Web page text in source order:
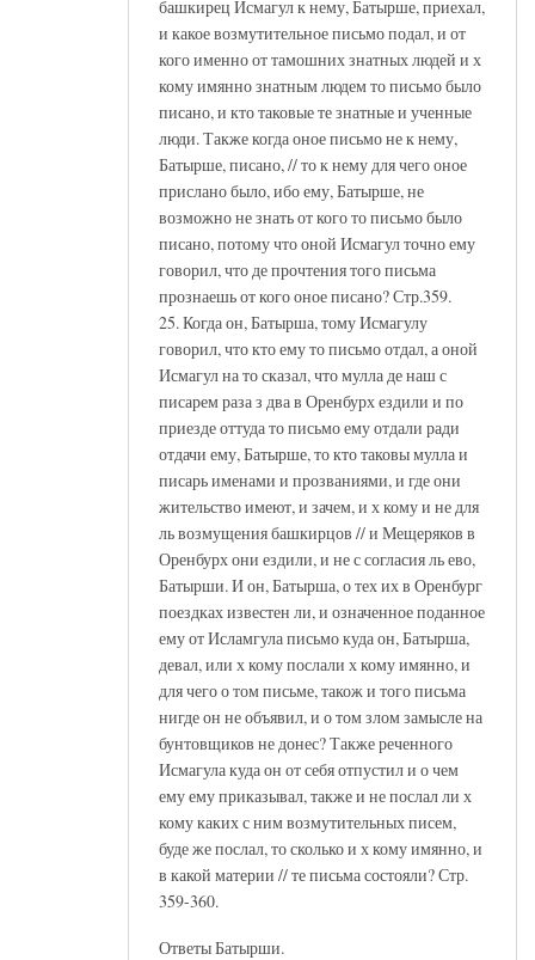
башкирец Исмагул к нему, Батырше, приехал,
и какое возмутительное письмо подал, и от
кого именно от тамошних знатных людей и х
кому имянно знатным людем то письмо было
писано, и кто таковые те знатные и ученные
люди. Также когда оное письмо не к нему,
Батырше, писано, // то к нему для чего оное
прислано было, ибо ему, Батырше, не
возможно не знать от кого то письмо было
писано, потому что оной Исмагул точно ему
говорил, что де прочтения того письма
прознаешь от кого оное писано? Стр.359.
25. Когда он, Батырша, тому Исмагулу
говорил, что кто ему то письмо отдал, а оной
Исмагул на то сказал, что мулла де наш с
писарем раза з два в Оренбурх ездили и по
приезде оттуда то письмо ему отдали ради
отдачи ему, Батырше, то кто таковы мулла и
писарь именами и прозваниями, и где они
жительство имеют, и зачем, и х кому и не для
ль возмущения башкирцов // и Мещеряков в
Оренбурх они ездили, и не с согласия ль ево,
Батырши. И он, Батырша, о тех их в Оренбург
поездках известен ли, и означенное поданное
ему от Исламгула письмо куда он, Батырша,
девал, или х кому послали х кому имянно, и
для чего о том письме, також и того письма
нигде он не объявил, и о том злом замысле на
бунтовщиков не донес? Также реченного
Исмагула куда он от себя отпустил и о чем
ему ему приказывал, также и не послал ли х
кому каких с ним возмутительных писем,
буде же послал, то сколько и х кому имянно, и
в какой материи // те письма состояли? Стр.
359-360.
Ответы Батырши.